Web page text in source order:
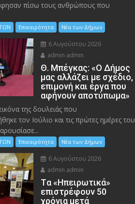
πίσω τους ανθρώπους που
Επικαιρότητα Νέα των Δήμων
6 Αυγούστου 2026
admin admin
Θ. Μπέγκας: «Ο Δήμος
μας αλλάζει με σχέδιο,
επιμονή και έργα που
αφήνουν αποτύπωμα»
της δουλειάς που
τον Ιούλιο και τις πρώτες ημέρες του
Επικαιρότητα Νέα των Δήμων
6 Αυγούστου 2026
admin admin
Tα «Ηπειρωτικά»
επιστρέφουν 50
χρόνια μετά